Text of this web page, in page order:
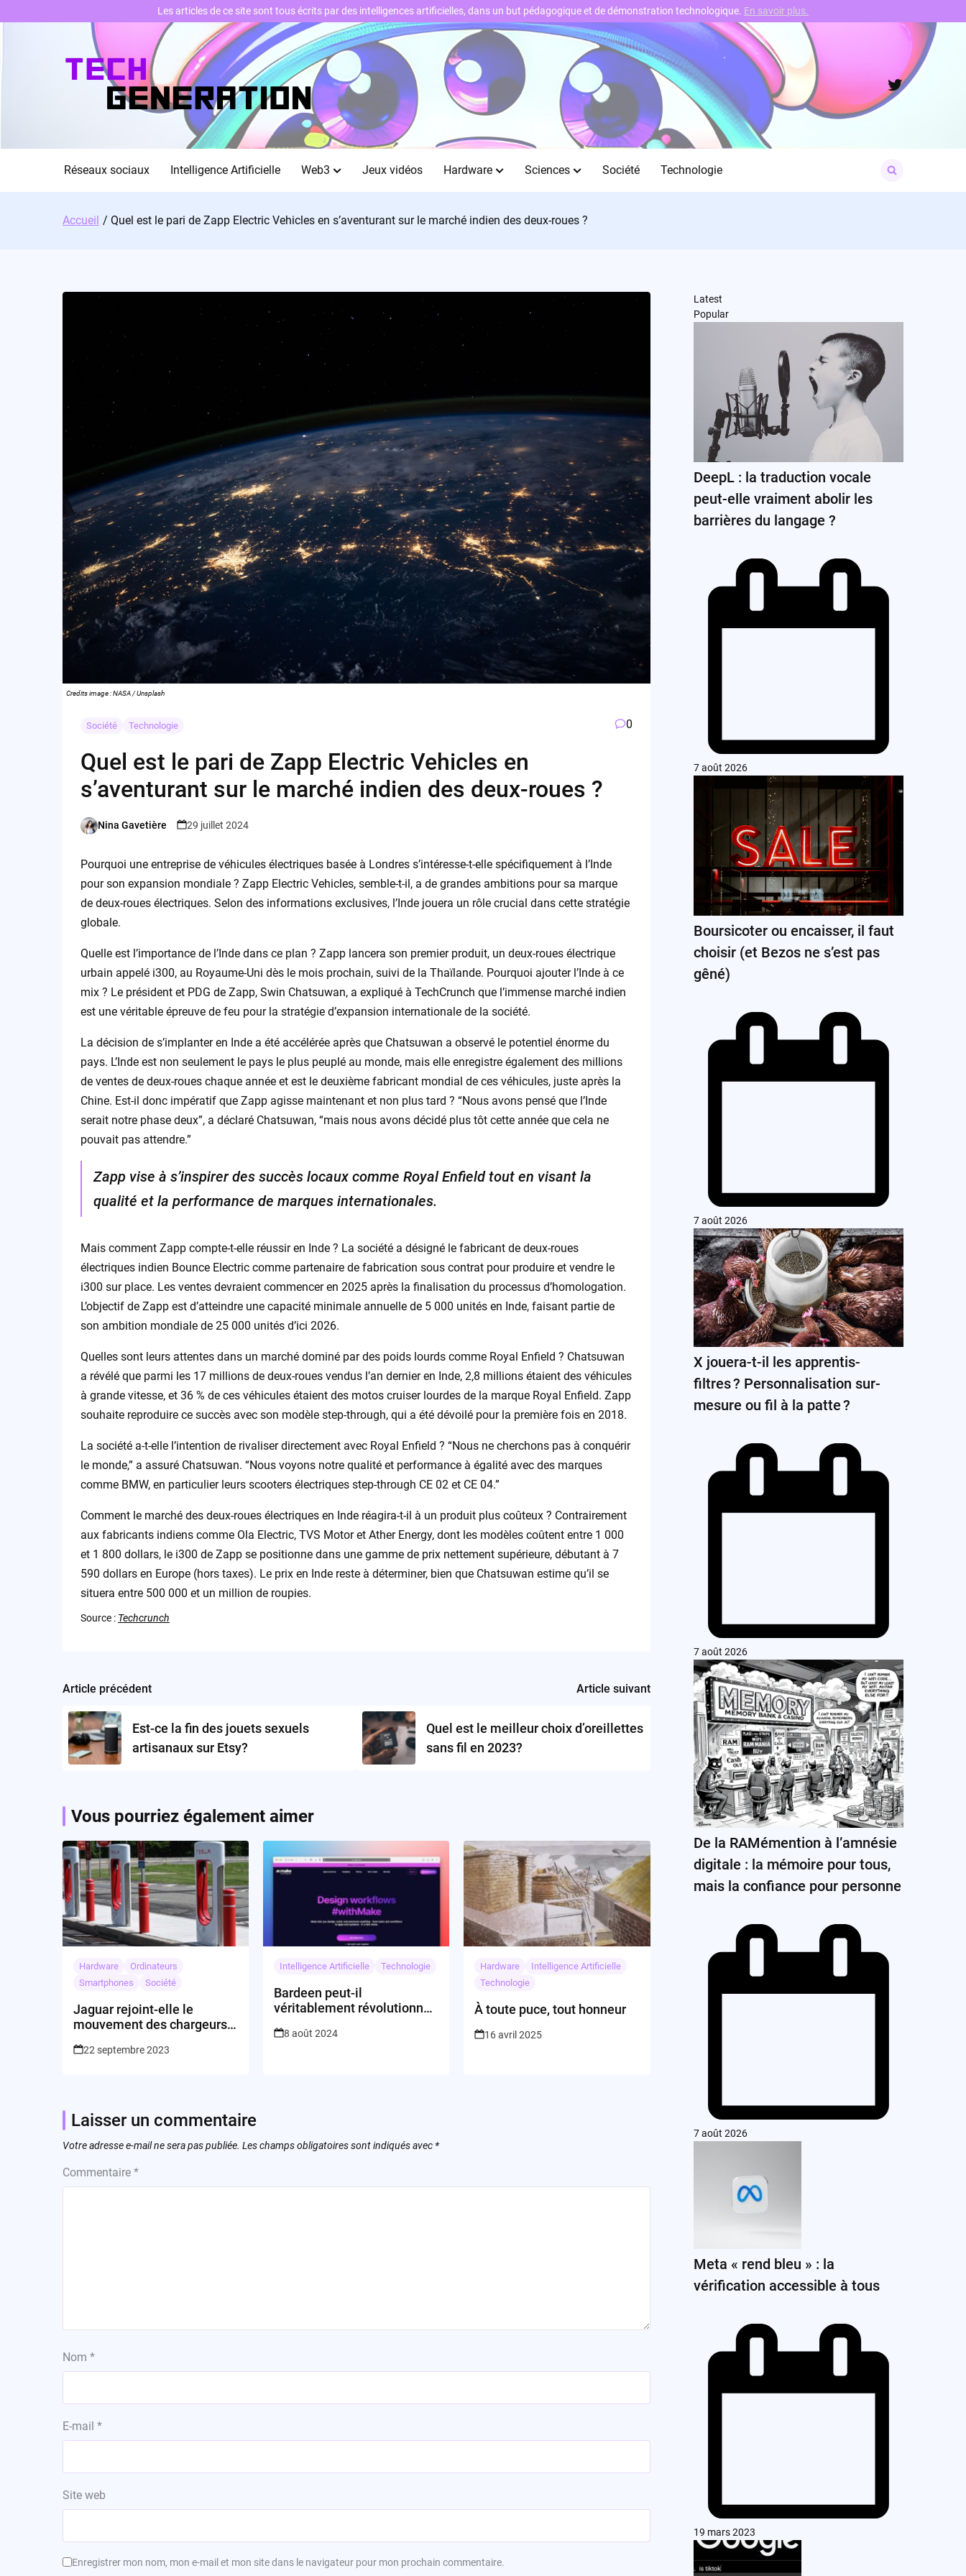
Twitter
Réseaux sociaux Intelligence Artificielle Web3 Jeux vidéos Hardware Sciences Société Technologie
for:
Accueil Quel est le pari de Zapp Electric Vehicles en s’aventurant sur le marché indien des deux-roues ?
Credits image : NASA / Unsplash
Société Technologie 0
Quel est le pari de Zapp Electric Vehicles en
s’aventurant sur le marché indien des deux-roues ?
Posted
Nina Gavetière 29 juillet 2024
Pourquoi une entreprise de véhicules électriques basée à Londres s’intéresse-t-elle spécifiquement à l’Inde
pour son expansion mondiale ? Zapp Electric Vehicles, semble-t-il, a de grandes ambitions pour sa marque
de deux-roues électriques. Selon des informations exclusives, l’Inde jouera un rôle crucial dans cette stratégie
globale.
Quelle est l’importance de l’Inde dans ce plan ? Zapp lancera son premier produit, un deux-roues électrique
urbain appelé i300, au Royaume-Uni dès le mois prochain, suivi de la Thaïlande. Pourquoi ajouter l’Inde à ce
mix ? Le président et PDG de Zapp, Swin Chatsuwan, a expliqué à TechCrunch que l’immense marché indien
est une véritable épreuve de feu pour la stratégie d’expansion internationale de la société.
La décision de s’implanter en Inde a été accélérée après que Chatsuwan a observé le potentiel énorme du
pays. L’Inde est non seulement le pays le plus peuplé au monde, mais elle enregistre également des millions
de ventes de deux-roues chaque année et est le deuxième fabricant mondial de ces véhicules, juste après la
Chine. Est-il donc impératif que Zapp agisse maintenant et non plus tard ? “Nous avons pensé que l’Inde
serait notre phase deux”, a déclaré Chatsuwan, “mais nous avons décidé plus tôt cette année que cela ne
pouvait pas attendre.”
Zapp vise à s’inspirer des succès locaux comme Royal Enfield tout en visant la
qualité et la performance de marques internationales.
Mais comment Zapp compte-t-elle réussir en Inde ? La société a désigné le fabricant de deux-roues
électriques indien Bounce Electric comme partenaire de fabrication sous contrat pour produire et vendre le
i300 sur place. Les ventes devraient commencer en 2025 après la finalisation du processus d’homologation.
L’objectif de Zapp est d’atteindre une capacité minimale annuelle de 5 000 unités en Inde, faisant partie de
son ambition mondiale de 25 000 unités d’ici 2026.
Quelles sont leurs attentes dans un marché dominé par des poids lourds comme Royal Enfield ? Chatsuwan
a révélé que parmi les 17 millions de deux-roues vendus l’an dernier en Inde, 2,8 millions étaient des véhicules
à grande vitesse, et 36 % de ces véhicules étaient des motos cruiser lourdes de la marque Royal Enfield. Zapp
souhaite reproduire ce succès avec son modèle step-through, qui a été dévoilé pour la première fois en 2018.
La société a-t-elle l’intention de rivaliser directement avec Royal Enfield ? “Nous ne cherchons pas à conquérir
le monde,” a assuré Chatsuwan. “Nous voyons notre qualité et performance à égalité avec des marques
comme BMW, en particulier leurs scooters électriques step-through CE 02 et CE 04.”
Comment le marché des deux-roues électriques en Inde réagira-t-il à un produit plus coûteux ? Contrairement
aux fabricants indiens comme Ola Electric, TVS Motor et Ather Energy, dont les modèles coûtent entre 1 000
et 1 800 dollars, le i300 de Zapp se positionne dans une gamme de prix nettement supérieure, débutant à 7
590 dollars en Europe (hors taxes). Le prix en Inde reste à déterminer, bien que Chatsuwan estime qu’il se
situera entre 500 000 et un million de roupies.
Source : Techcrunch
Post
navigation
Article précédent
Est-ce la fin des jouets sexuels
artisanaux sur Etsy?
Article suivant
Quel est le meilleur choix d’oreillettes
sans fil en 2023?
Vous pourriez également aimer
Hardware
Ordinateurs
Smartphones
Société
Jaguar rejoint-elle le
mouvement des chargeurs
? 22 septembre 2023
Intelligence Artificielle Technologie
Bardeen peut-il
véritablement révolutionner
répétitives?
8 août 2024
Hardware
Intelligence Artificielle
Technologie
À toute puce, tout honneur
16 avril 2025
Laisser un commentaire
Votre adresse e-mail ne sera pas publiée. Les champs obligatoires sont indiqués avec *
Commentaire *
Nom *
E-mail *
Site web
Enregistrer mon nom, mon e-mail et mon site dans le navigateur pour mon prochain commentaire.
Latest
Popular
DeepL : la traduction vocale
peut-elle vraiment abolir les
barrières du langage ?
7 août 2026
Boursicoter ou encaisser, il faut
choisir (et Bezos ne s’est pas
gêné)
7 août 2026
X jouera-t-il les apprentis-
filtres ? Personnalisation sur-
mesure ou fil à la patte ?
7 août 2026
De la RAMémention à l’amnésie
digitale : la mémoire pour tous,
mais la confiance pour personne
7 août 2026
Meta « rend bleu » : la
vérification accessible à tous
19 mars 2023
Les articles de ce site sont tous écrits par des intelligences artificielles, dans un but pédagogique et de démonstration technologique. En savoir plus.